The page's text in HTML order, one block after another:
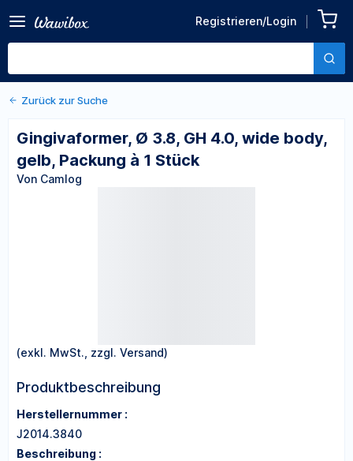
Registrieren/Login
4.0, wide body, gelb,
Packung à 1 Stück
Von Camlog
Zurück zu den Produktdetails
Zurück zur Suche
Gingivaformer, Ø 3.8, GH 4.0, wide body,
gelb, Packung à 1 Stück
Von Camlog
(exkl. MwSt., zzgl. Versand)
Produktbeschreibung
Herstellernummer :
J2014.3840
Beschreibung :